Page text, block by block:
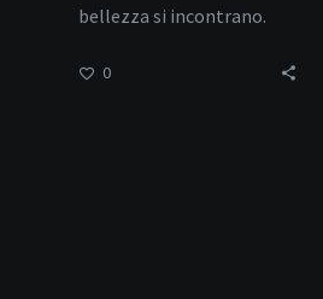
bellezza si incontrano.
0